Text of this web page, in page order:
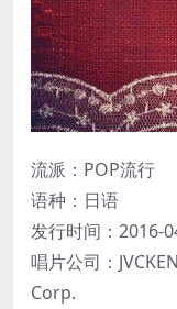
流派：POP流行
语种：日语
发行时间：2016-
唱片公司：
Corp.